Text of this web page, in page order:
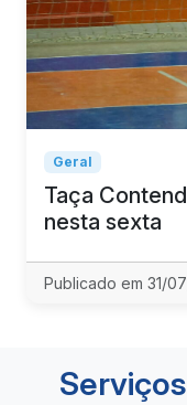
Geral
Taça
nesta sexta
Publicado em 31/